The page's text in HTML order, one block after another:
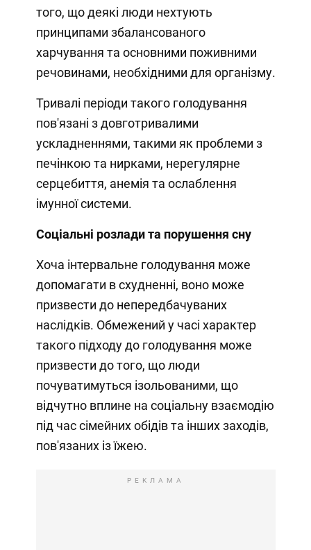
того, що деякі люди нехтують
принципами збалансованого
харчування та основними поживними
речовинами, необхідними для організму.
Тривалі періоди такого голодування
пов'язані з довготривалими
ускладненнями, такими як проблеми з
печінкою та нирками, нерегулярне
серцебиття, анемія та ослаблення
імунної системи.
Соціальні розлади та порушення сну
Хоча інтервальне голодування може
допомагати в схудненні, воно може
призвести до непередбачуваних
наслідків. Обмежений у часі характер
такого підходу до голодування може
призвести до того, що люди
почуватимуться ізольованими, що
відчутно вплине на соціальну взаємодію
під час сімейних обідів та інших заходів,
пов'язаних із їжею.
РЕКЛАМА